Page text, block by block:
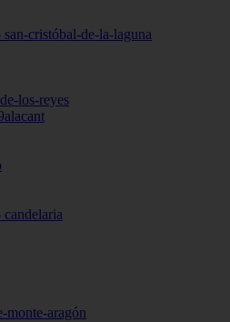
cristóbal-de-la-laguna
los-reyes
candelaria
monte-aragón